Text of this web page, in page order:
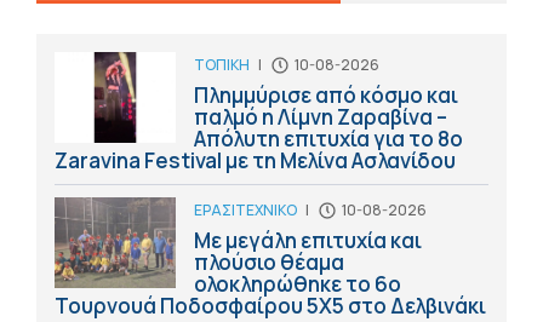
ΤΟΠΙΚΗ | 10-08-2026
Πλημμύρισε από κόσμο και
παλμό η Λίμνη Ζαραβίνα –
Απόλυτη επιτυχία για το 8ο
Zaravina Festival με τη Μελίνα Ασλανίδου
ΕΡΑΣΙΤΕΧΝΙΚΟ | 10-08-2026
Με μεγάλη επιτυχία και
πλούσιο θέαμα
ολοκληρώθηκε το 6ο
Τουρνουά Ποδοσφαίρου 5Χ5 στο Δελβινάκι